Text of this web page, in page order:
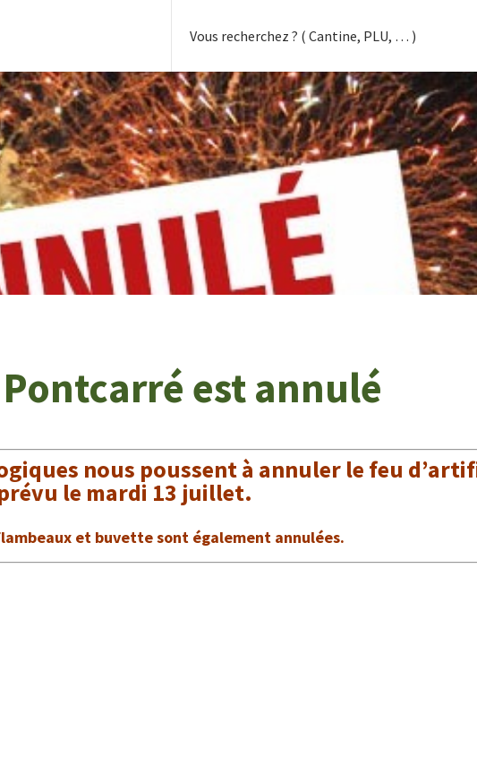
est annulé
nous poussent à annuler le feu
le mardi 13 juillet.
et buvette sont également annulées.